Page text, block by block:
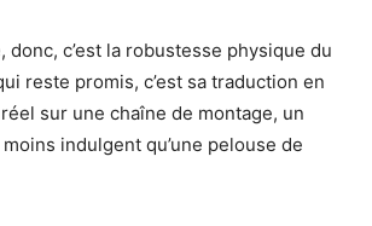
donc, c’est la robustesse physique du
reste promis, c’est sa traduction en
sur une chaîne de montage, un
indulgent qu’une pelouse de